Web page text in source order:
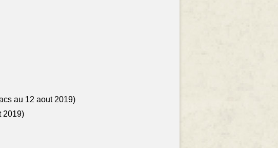
au 12 aout 2019)
2019)